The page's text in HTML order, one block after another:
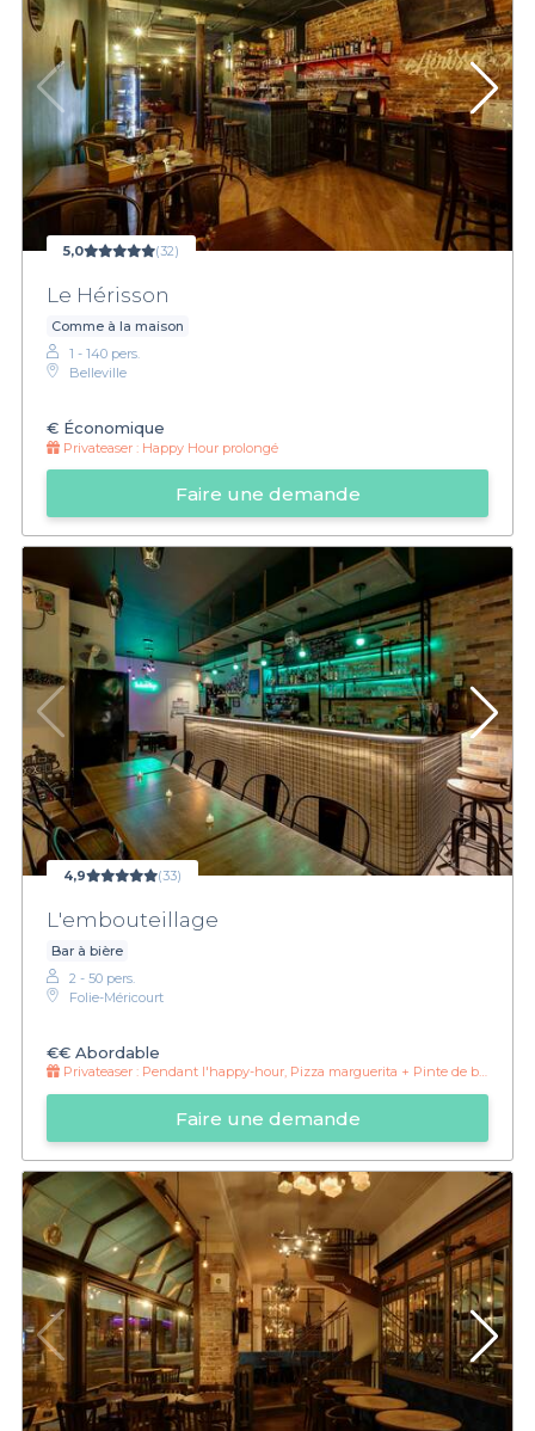
5,0 (32)
Le Hérisson
Comme à la maison
1 - 140 pers.
Belleville
€ Économique
Privateaser : Happy Hour prolongé
Faire une demande
4,9 (33)
L'embouteillage
Bar à bière
2 - 50 pers.
Folie-Méricourt
€€ Abordable
Privateaser : Pendant l'happy-hour, Pizza marguerita + Pinte de blonde = 15 €
Faire une demande